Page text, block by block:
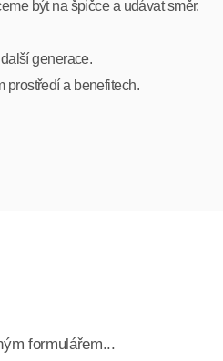
být na špičce a udávat směr.
generace.
prostředí a benefitech.
formulářem...